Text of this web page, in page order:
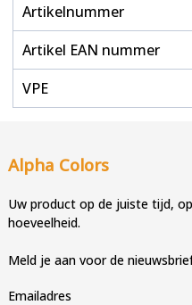
Artikelnummer
Artikel EAN nummer
VPE
Alpha Colors
Uw product op de juiste tijd,
hoeveelheid.
Meld je aan voor de
Emailadres